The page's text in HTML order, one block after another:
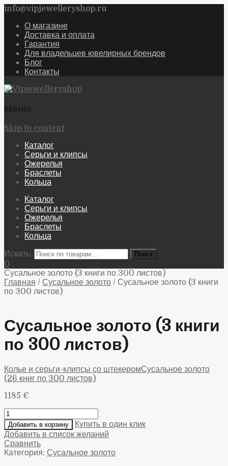
info@vipjewelleryshop.ru
О магазине
Доставка и оплата
Гарантия
Для владельцев ювелирных брендов
Блог
Контакты
Skip to content
Каталог
Серьги и клипсы
Ожерелья
Браслеты
Кольца
Каталог
Серьги и клипсы
Ожерелья
Браслеты
Кольца
Искать:
0
Сусальное золото (3 книги по 300 листов)
Главная / Сусальное золото / Сусальное золото (3 книги
по 300 листов)
Сусальное золото (3 книги
по 300 листов)
Колье и серьги-клипсы со штекеромСусальное золото
(26 книг по 300 листов)
1185 €
Добавить в корзину
Купить в один клик
Добавить в список желаний
Сравнить
Категория: Сусальное золото